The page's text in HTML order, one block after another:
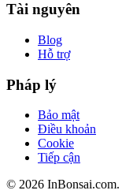
Tài nguyên
Blog
Hỗ trợ
Pháp lý
Bảo mật
Điều khoản
Cookie
Tiếp cận
© 2026 InBonsai.com.